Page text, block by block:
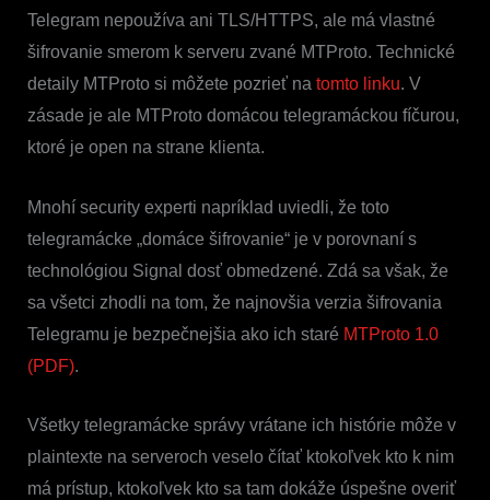
Telegram nepoužíva ani TLS/HTTPS, ale má vlastné
šifrovanie smerom k serveru zvané MTProto. Technické
detaily MTProto si môžete pozrieť na tomto linku. V
zásade je ale MTProto domácou telegramáckou fíčurou,
ktoré je open na strane klienta.
Mnohí security experti napríklad uviedli, že toto
telegramácke „domáce šifrovanie“ je v porovnaní s
technológiou Signal dosť obmedzené. Zdá sa však, že
sa všetci zhodli na tom, že najnovšia verzia šifrovania
Telegramu je bezpečnejšia ako ich staré MTProto 1.0
(PDF).
Všetky telegramácke správy vrátane ich histórie môže v
plaintexte na serveroch veselo čítať ktokoľvek kto k nim
má prístup, ktokoľvek kto sa tam dokáže úspešne overiť